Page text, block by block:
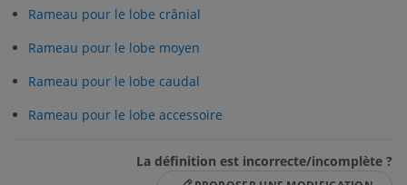
Rameau pour le lobe crânial
Rameau pour le lobe moyen
Rameau pour le lobe caudal
Rameau pour le lobe accessoire
La définition est incorrecte/incomplète ?